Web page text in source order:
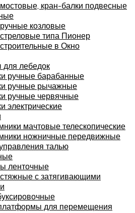
кран-балки подвесные
козловые
типа Пионер
в Окно
для лебедок
ручные барабанные
ручные рычажные
ручные червячные
электрические
мачтовые телескопические
ножничные передвижные
талью
ленточные
с затягивающими
для перемещения